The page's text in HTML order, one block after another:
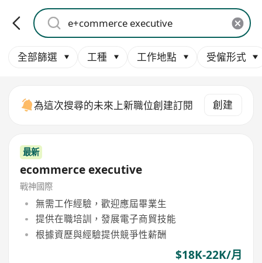
全部篩選 工種 工作地點 受僱形式
為這次搜尋的未來上新職位創建訂閱 創建
最新
ecommerce executive
戰神國際
無需工作經驗，歡迎應屆畢業生
提供在職培訓，發展電子商貿技能
根據資歷與經驗提供競爭性薪酬
$18K-22K/月